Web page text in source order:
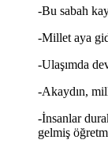
-Bu sabah
-Millet aya
-Ulaşımda
-Akaydın,
-İnsanlar
gelmiş